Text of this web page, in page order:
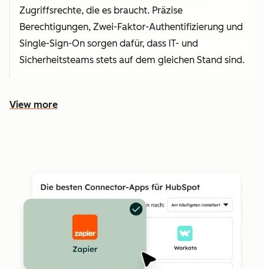
Zugriffsrechte, die es braucht. Präzise
Berechtigungen, Zwei-Faktor-Authentifizierung und
Single-Sign-On sorgen dafür, dass IT- und
Sicherheitsteams stets auf dem gleichen Stand sind.
View more